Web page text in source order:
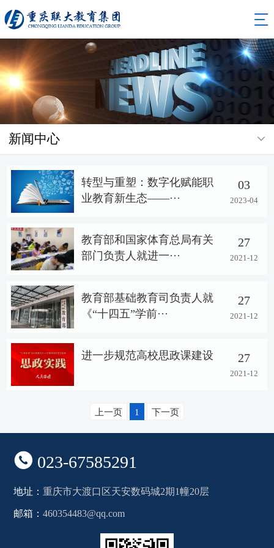
新闻中心
转型与重塑：数字化赋能职
业教育新生态——···
03
2023-04
教育部和国家体育总局有关
部门负责人就进一···
27
2021-12
教育部基础教育司负责人就
《“十四五”学前···
27
2021-12
进一步规范高校思政课建设 27
2021-12
上一页 1 下一页
023-67585291
地址：重庆市大渡口区天安数码城2期1幢20层
邮箱：460354483@qq.com